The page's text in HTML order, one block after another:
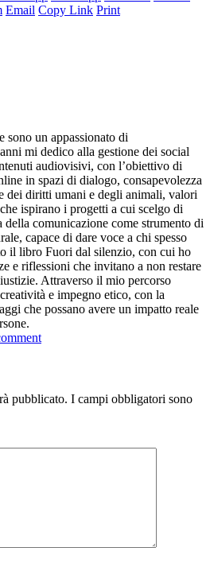
Email Copy Link Print
un appassionato di
mi dedico alla gestione dei social
audiovisivi, con l’obiettivo di
in spazi di dialogo, consapevolezza
dei diritti umani e degli animali, valori
ispirano i progetti a cui scelgo di
comunicazione come strumento di
capace di dare voce a chi spesso
il libro Fuori dal silenzio, con cui ho
e riflessioni che invitano a non restare
Attraverso il mio percorso
e impegno etico, con la
che possano avere un impatto reale
pubblicato. I campi obbligatori sono